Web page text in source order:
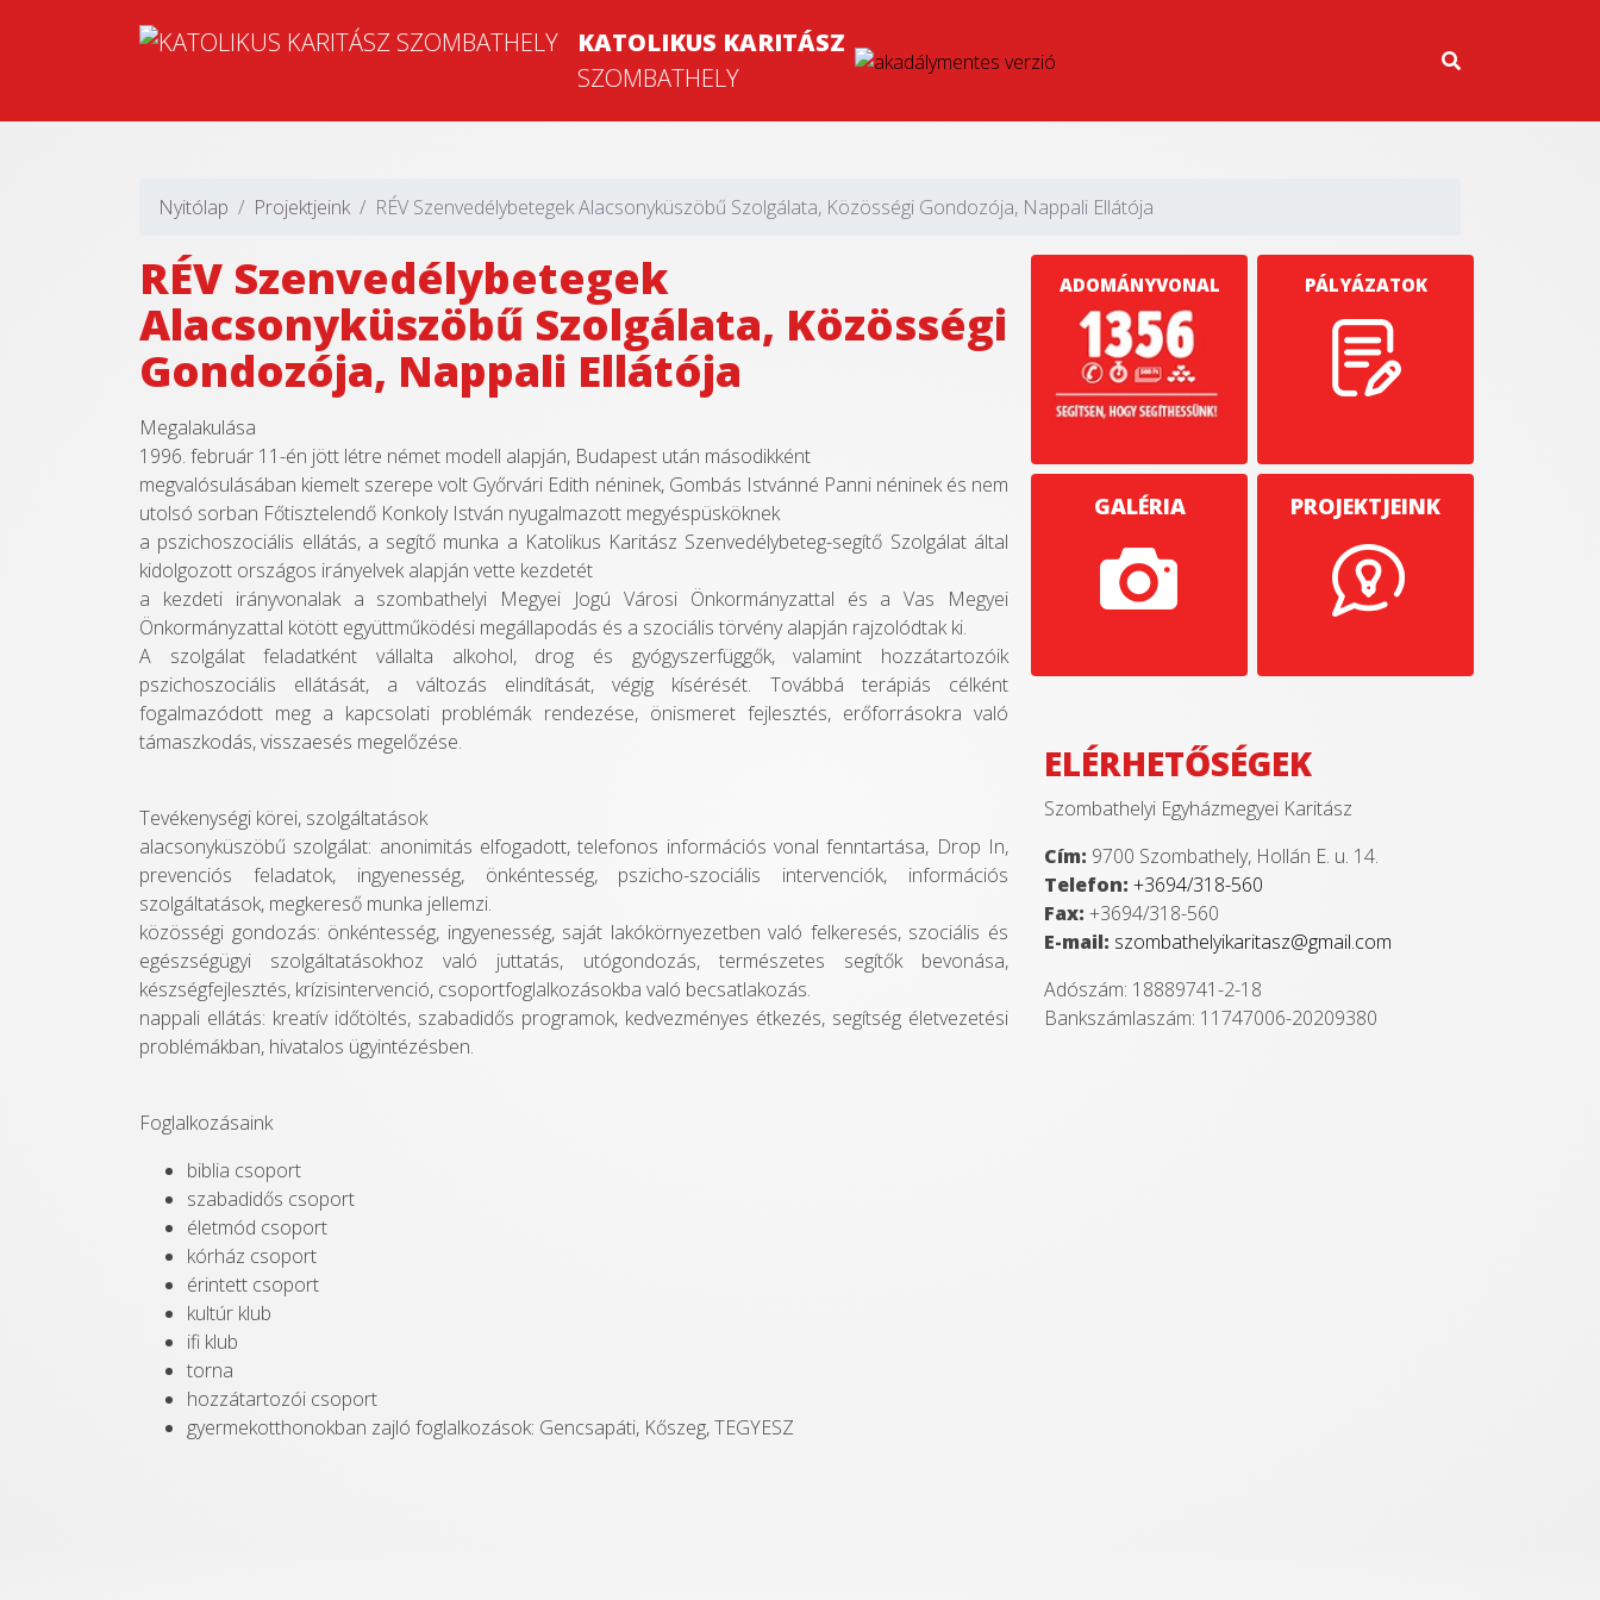
KATOLIKUS KARITÁSZ
SZOMBATHELY
Nyitólap Projektjeink RÉV Szenvedélybetegek Alacsonyküszöbű Szolgálata, Közösségi Gondozója, Nappali Ellátója
RÉV Szenvedélybetegek
Alacsonyküszöbű Szolgálata, Közösségi
Gondozója, Nappali Ellátója
Megalakulása
1996. február 11-én jött létre német modell alapján, Budapest után másodikként
megvalósulásában kiemelt szerepe volt Győrvári Edith néninek, Gombás Istvánné Panni néninek és nem
utolsó sorban Főtisztelendő Konkoly István nyugalmazott megyéspüsköknek
a pszichoszociális ellátás, a segítő munka a Katolikus Karitász Szenvedélybeteg-segítő Szolgálat által
kidolgozott országos irányelvek alapján vette kezdetét
a kezdeti irányvonalak a szombathelyi Megyei Jogú Városi Önkormányzattal és a Vas Megyei
Önkormányzattal kötött együttműködési megállapodás és a szociális törvény alapján rajzolódtak ki.
A szolgálat feladatként vállalta alkohol, drog és gyógyszerfüggők, valamint hozzátartozóik
pszichoszociális ellátását, a változás elindítását, végig kísérését. Továbbá terápiás célként
fogalmazódott meg a kapcsolati problémák rendezése, önismeret fejlesztés, erőforrásokra való
támaszkodás, visszaesés megelőzése.
Tevékenységi körei, szolgáltatások
alacsonyküszöbű szolgálat: anonimitás elfogadott, telefonos információs vonal fenntartása, Drop In,
prevenciós feladatok, ingyenesség, önkéntesség, pszicho-szociális intervenciók, információs
szolgáltatások, megkereső munka jellemzi.
közösségi gondozás: önkéntesség, ingyenesség, saját lakókörnyezetben való felkeresés, szociális és
egészségügyi szolgáltatásokhoz való juttatás, utógondozás, természetes segítők bevonása,
készségfejlesztés, krízisintervenció, csoportfoglalkozásokba való becsatlakozás.
nappali ellátás: kreatív időtöltés, szabadidős programok, kedvezményes étkezés, segítség életvezetési
problémákban, hivatalos ügyintézésben.
Foglalkozásaink
biblia csoport
szabadidős csoport
életmód csoport
kórház csoport
érintett csoport
kultúr klub
ifi klub
torna
hozzátartozói csoport
gyermekotthonokban zajló foglalkozások: Gencsapáti, Kőszeg, TEGYESZ
ADOMÁNYVONAL PÁLYÁZATOK
GALÉRIA PROJEKTJEINK
ELÉRHETŐSÉGEK
Szombathelyi Egyházmegyei Karitász
Cím: 9700 Szombathely, Hollán E. u. 14.
Telefon: +3694/318-560
Fax: +3694/318-560
E-mail: szombathelyikaritasz@gmail.com
Adószám: 18889741-2-18
Bankszámlaszám: 11747006-20209380